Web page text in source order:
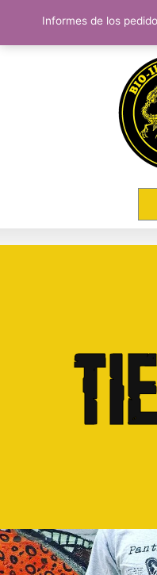
Informes de los